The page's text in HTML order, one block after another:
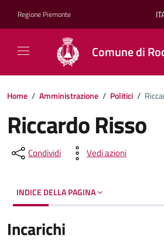
Regione Piemonte
Comune di
Home / Amministrazione / Politici /
Riccardo Risso
Condividi Vedi azioni
INDICE DELLA PAGINA
Incarichi